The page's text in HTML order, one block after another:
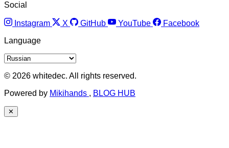
Social
Instagram X GitHub YouTube
Facebook
Language
© 2026 whitedec. All rights reserved.
Powered by Mikihands , BLOG HUB
✕